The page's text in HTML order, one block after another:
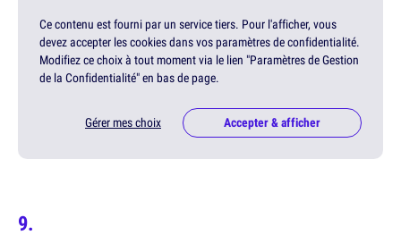
Ce contenu est fourni par un service tiers. Pour l'afficher, vous
devez accepter les cookies dans vos paramètres de confidentialité.
Modifiez ce choix à tout moment via le lien "Paramètres de Gestion
de la Confidentialité" en bas de page.
Gérer mes choix Accepter & afficher